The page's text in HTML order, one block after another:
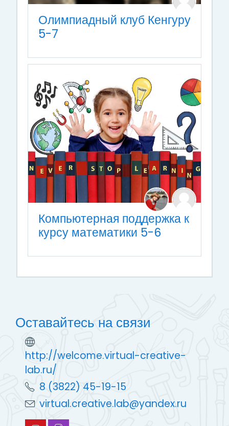
Олимпиадный клуб Кенгуру
5-7
Компьютерная поддержка к
курсу математики 5-6
Оставайтесь на связи
http://welcome.virtual-creative-
lab.ru/
8 (3822) 45-19-15
virtual.creative.lab@yandex.ru